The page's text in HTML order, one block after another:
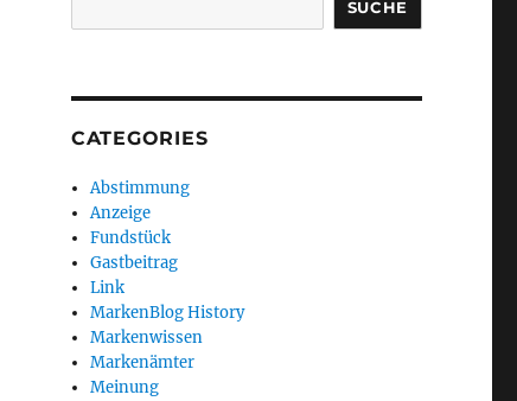
SUCHE
CATEGORIES
Abstimmung
Anzeige
Fundstück
Gastbeitrag
Link
MarkenBlog History
Markenwissen
Markenämter
Meinung